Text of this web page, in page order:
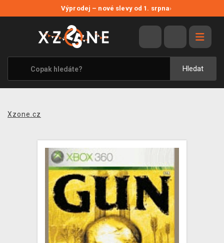
Výprodej – nové slevy od 1. srpna›
Hledat
VÝPRODEJ
VIDEOHRY
XZONE ORIGINALS
TÉMATIKY
SPOLEČENSKÉ HRY
PRODEJNY
DOPRAVA
Xzone.cz